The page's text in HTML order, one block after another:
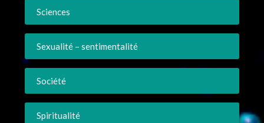
Sciences
Sexualité – sentimentalité
Société
Spiritualité